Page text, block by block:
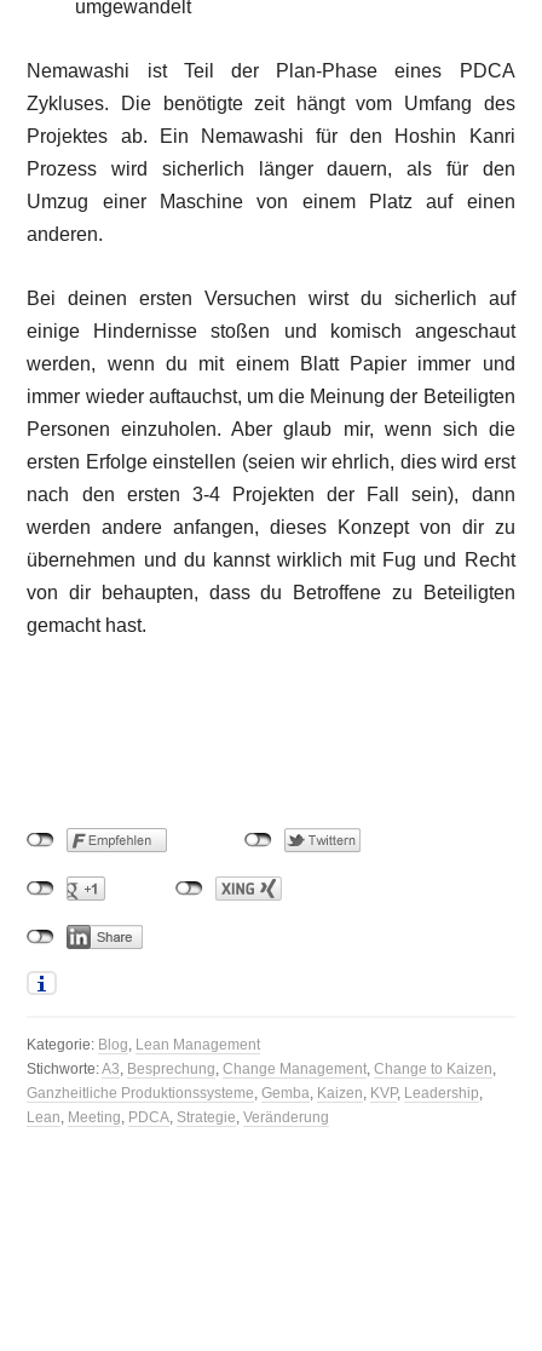
umgewandelt
Nemawashi ist Teil der Plan-Phase eines PDCA
Zykluses. Die benötigte zeit hängt vom Umfang des
Projektes ab. Ein Nemawashi für den Hoshin Kanri
Prozess wird sicherlich länger dauern, als für den
Umzug einer Maschine von einem Platz auf einen
anderen.
Bei deinen ersten Versuchen wirst du sicherlich auf
einige Hindernisse stoßen und komisch angeschaut
werden, wenn du mit einem Blatt Papier immer und
immer wieder auftauchst, um die Meinung der Beteiligten
Personen einzuholen. Aber glaub mir, wenn sich die
ersten Erfolge einstellen (seien wir ehrlich, dies wird erst
nach den ersten 3-4 Projekten der Fall sein), dann
werden andere anfangen, dieses Konzept von dir zu
übernehmen und du kannst wirklich mit Fug und Recht
von dir behaupten, dass du Betroffene zu Beteiligten
gemacht hast.
Kategorie: Blog, Lean Management
Stichworte:A3, Besprechung,Change Management,Change to Kaizen,
Ganzheitliche Produktionssysteme,Gemba, Kaizen, KVP, Leadership,
Lean, Meeting, PDCA, Strategie,Veränderung